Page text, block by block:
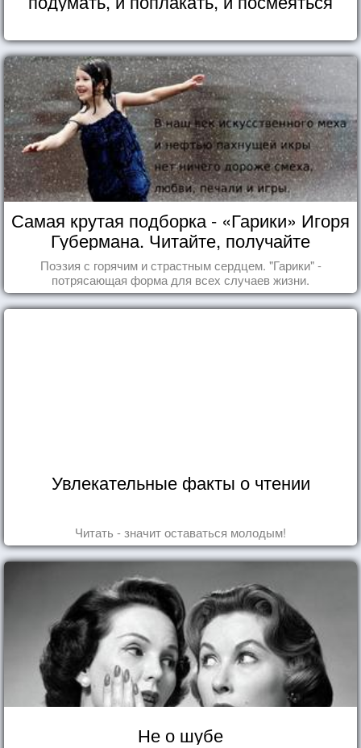
Самая крутая подборка - «Гарики» Игоря
Губермана. Читайте, получайте
удовольствие!
Поэзия с горячим и страстным сердцем. "Гарики" -
потрясающая форма для всех случаев жизни.
Увлекательные факты о чтении
Читать - значит оставаться молодым!
Не о шубе